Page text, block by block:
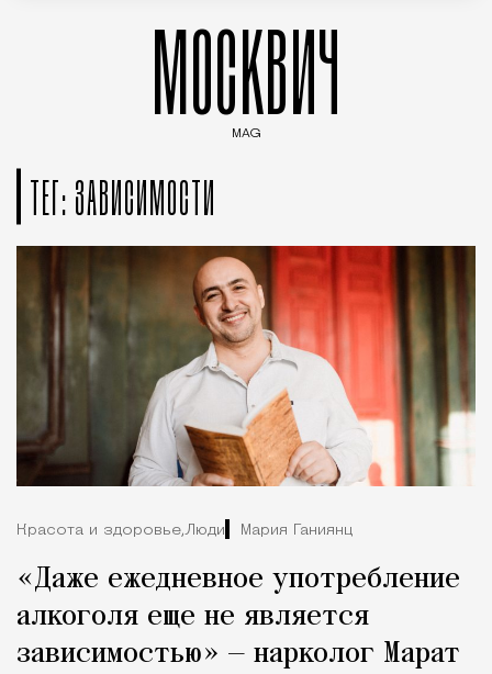
МОСКВИЧ
MAG
ТЕГ: ЗАВИСИМОСТИ
Красота и здоровье,Люди Мария Ганиянц
«Даже ежедневное употребление
алкоголя еще не является
зависимостью» — нарколог Марат